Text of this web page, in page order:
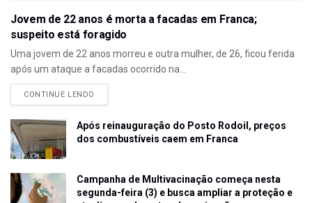
Jovem de 22 anos é morta a facadas em Franca;
suspeito está foragido
Uma jovem de 22 anos morreu e outra mulher, de 26, ficou ferida
após um ataque a facadas ocorrido na...
CONTINUE LENDO
Após reinauguração do Posto Rodoil, preços
dos combustíveis caem em Franca
Campanha de Multivacinação começa nesta
segunda-feira (3) e busca ampliar a proteção e